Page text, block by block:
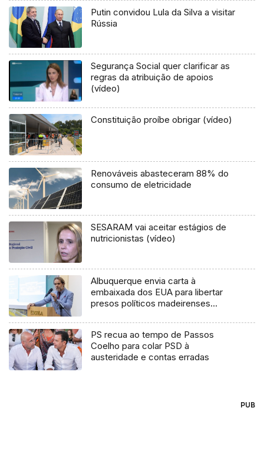
Putin convidou Lula da Silva a visitar
Rússia
Segurança Social quer clarificar as
regras da atribuição de apoios
(vídeo)
Constituição proíbe obrigar (vídeo)
Renováveis abasteceram 88% do
consumo de eletricidade
SESARAM vai aceitar estágios de
nutricionistas (vídeo)
Albuquerque envia carta à
embaixada dos EUA para libertar
presos políticos madeirenses
PS recua ao tempo de Passos
Coelho para colar PSD à
austeridade e contas erradas
PUB